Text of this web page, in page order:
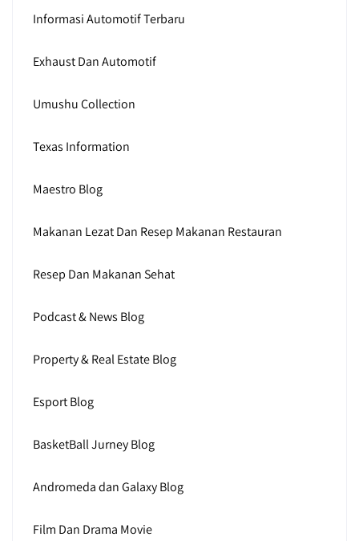
Informasi Automotif Terbaru
Exhaust Dan Automotif
Umushu Collection
Texas Information
Maestro Blog
Makanan Lezat Dan Resep Makanan Restauran
Resep Dan Makanan Sehat
Podcast & News Blog
Property & Real Estate Blog
Esport Blog
BasketBall Jurney Blog
Andromeda dan Galaxy Blog
Film Dan Drama Movie